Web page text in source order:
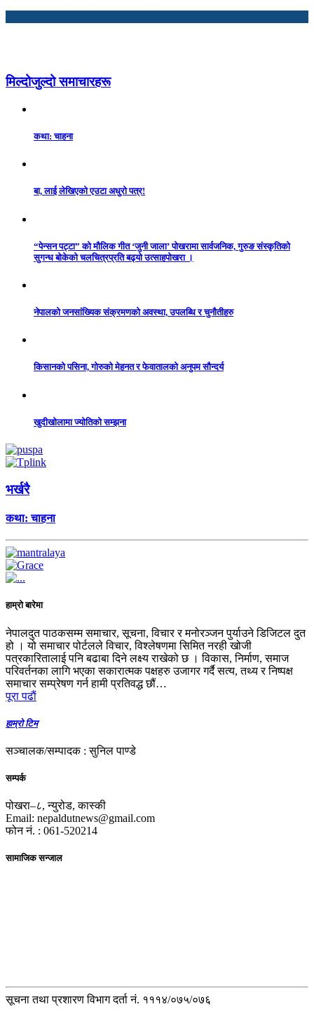
मिल्दोजुल्दो समाचारहरू
कथा: चाहना
बा, लाई लेखिएको एउटा अधुरो पत्र!
“पेन्सन पट्टा” को मौलिक गीत ‘जुनी जाला’ पोखरामा सार्वजनिक, गुरुङ संस्कृतिको
सुगन्ध बोकेको चलचित्रप्रति बढ्यो उत्साहपोखरा ।
नेपालको जनसांख्यिक संक्रमणको अवस्था, उपलब्धि र चुनौतीहरु
किसानको पसिना, गोरुको मेहनत र फेवातालको अनुपम सौन्दर्य
खुदीखोलामा ज्योतिको सम्झना
भर्खरै
कथा: चाहना
हाम्रो बारेमा
नेपालदुत पाठकसम्म समाचार, सूचना, विचार र मनोरञ्जन पुर्याउने डिजिटल दुत
हो । यो समाचार पोर्टलले विचार, विश्लेषणमा सिमित नरही खोजी
पत्रकारितालाई पनि बढाबा दिने लक्ष्य राखेको छ । विकास, निर्माण, समाज
परिवर्तनका लागि भएका सकारात्मक पक्षहरु उजागर गर्दै सत्य, तथ्य र निष्पक्ष
समाचार सम्प्रेषण गर्न हामी प्रतिवद्ध छौं…
पूरा पढाैं
हाम्रो टिम
सञ्चालक/सम्पादक : सुनिल पाण्डे
सम्पर्क
पोखरा–८, न्युरोड, कास्की
Email: nepaldutnews@gmail.com
फोन नं. : 061-520214
सामाजिक सन्जाल
सूचना तथा प्रशारण विभाग दर्ता नं. १११४/०७५/०७६